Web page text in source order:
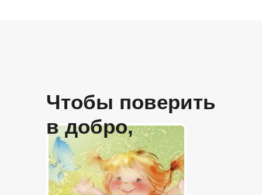
Чтобы поверить
в добро,